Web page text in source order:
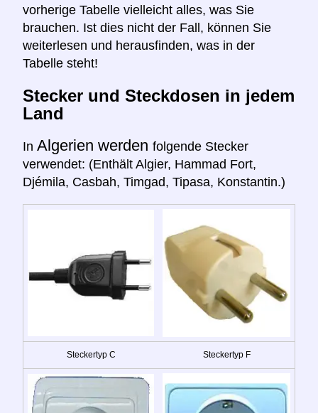
vorherige Tabelle vielleicht alles, was Sie
brauchen. Ist dies nicht der Fall, können Sie
weiterlesen und herausfinden, was in der
Tabelle steht!
Stecker und Steckdosen in jedem
Land
In Algerien werden folgende Stecker
verwendet: (Enthält Algier, Hammad Fort,
Djémila, Casbah, Timgad, Tipasa, Konstantin.)
Steckertyp C Steckertyp F